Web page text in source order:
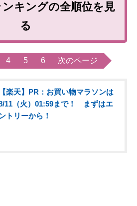
キングの全順位を見
る
4 5 6 次のページ
【楽天】PR：お買い物マラソンは
11（火）01:59まで！ まずはエ
トリーから！